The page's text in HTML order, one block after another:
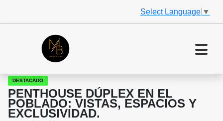
Select Language ▼
DESTACADO
PENTHOUSE DÚPLEX EN EL
POBLADO: VISTAS, ESPACIOS Y
EXCLUSIVIDAD.